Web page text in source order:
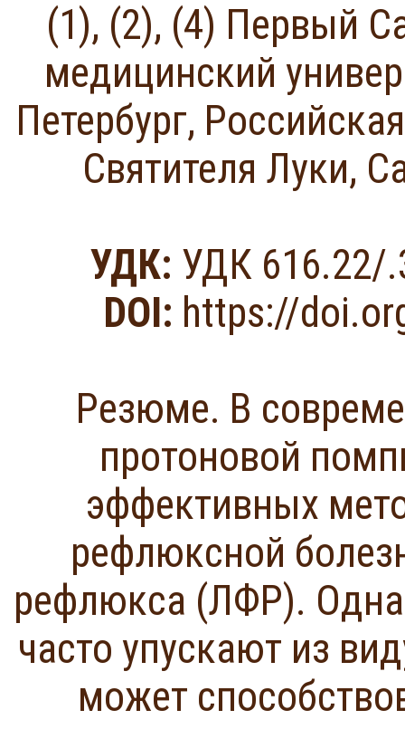
(1), (2), (4) Первый
медицинский
Петербург,
Святителя Луки,
УДК: УДК 616.22/
DOI: https://
Резюме. В
протоновой
эффективных
рефлюксной
рефлюкса (ЛФР).
часто упускают из
может